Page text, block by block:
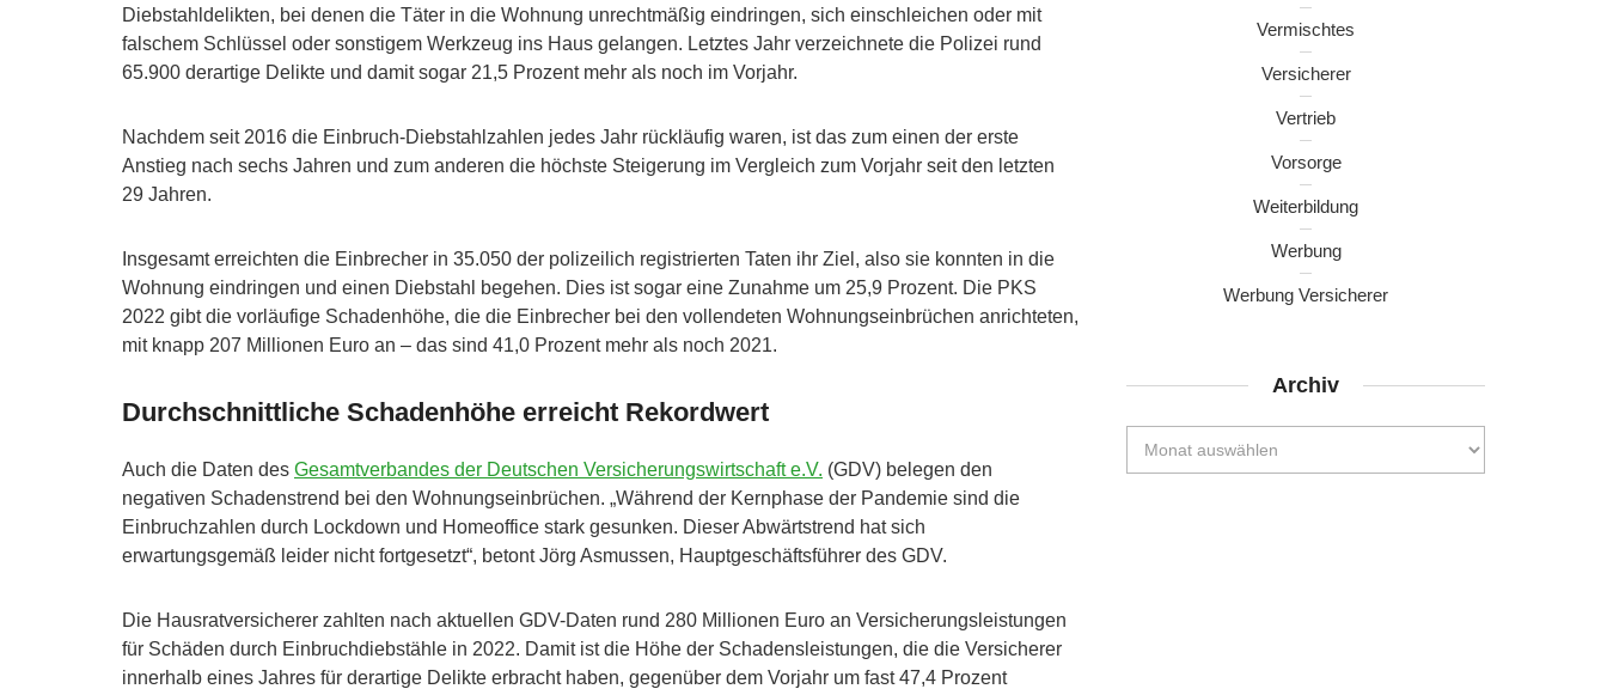
Diebstahldelikten, bei denen die Täter in die Wohnung unrechtmäßig eindringen, sich einschleichen oder mit
falschem Schlüssel oder sonstigem Werkzeug ins Haus gelangen. Letztes Jahr verzeichnete die Polizei rund
65.900 derartige Delikte und damit sogar 21,5 Prozent mehr als noch im Vorjahr.
Nachdem seit 2016 die Einbruch-Diebstahlzahlen jedes Jahr rückläufig waren, ist das zum einen der erste
Anstieg nach sechs Jahren und zum anderen die höchste Steigerung im Vergleich zum Vorjahr seit den letzten
29 Jahren.
Insgesamt erreichten die Einbrecher in 35.050 der polizeilich registrierten Taten ihr Ziel, also sie konnten in die
Wohnung eindringen und einen Diebstahl begehen. Dies ist sogar eine Zunahme um 25,9 Prozent. Die PKS
2022 gibt die vorläufige Schadenhöhe, die die Einbrecher bei den vollendeten Wohnungseinbrüchen anrichteten,
mit knapp 207 Millionen Euro an – das sind 41,0 Prozent mehr als noch 2021.
Durchschnittliche Schadenhöhe erreicht Rekordwert
Auch die Daten des Gesamtverbandes der Deutschen Versicherungswirtschaft e.V. (GDV) belegen den
negativen Schadenstrend bei den Wohnungseinbrüchen. „Während der Kernphase der Pandemie sind die
Einbruchzahlen durch Lockdown und Homeoffice stark gesunken. Dieser Abwärtstrend hat sich
erwartungsgemäß leider nicht fortgesetzt“, betont Jörg Asmussen, Hauptgeschäftsführer des GDV.
Die Hausratversicherer zahlten nach aktuellen GDV-Daten rund 280 Millionen Euro an Versicherungsleistungen
für Schäden durch Einbruchdiebstähle in 2022. Damit ist die Höhe der Schadensleistungen, die die Versicherer
innerhalb eines Jahres für derartige Delikte erbracht haben, gegenüber dem Vorjahr um fast 47,4 Prozent
Vermischtes
Versicherer
Vertrieb
Vorsorge
Weiterbildung
Werbung
Werbung Versicherer
Archiv